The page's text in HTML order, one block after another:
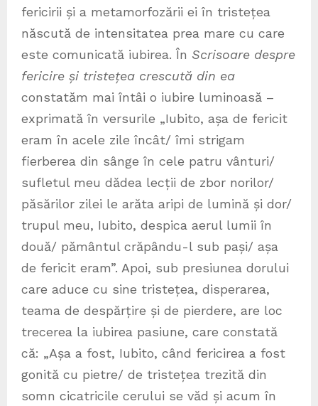
fericirii și a metamorfozării ei în tristețea
născută de intensitatea prea mare cu care
este comunicată iubirea. În Scrisoare despre
fericire și tristețea crescută din ea
constatăm mai întâi o iubire luminoasă –
exprimată în versurile „Iubito, așa de fericit
eram în acele zile încât/ îmi strigam
fierberea din sânge în cele patru vânturi/
sufletul meu dădea lecții de zbor norilor/
păsărilor zilei le arăta aripi de lumină și dor/
trupul meu, Iubito, despica aerul lumii în
două/ pământul crăpându-l sub pași/ așa
de fericit eram”. Apoi, sub presiunea dorului
care aduce cu sine tristețea, disperarea,
teama de despărțire și de pierdere, are loc
trecerea la iubirea pasiune, care constată
că: „Așa a fost, Iubito, când fericirea a fost
gonită cu pietre/ de tristețea trezită din
somn cicatricile cerului se văd și acum în